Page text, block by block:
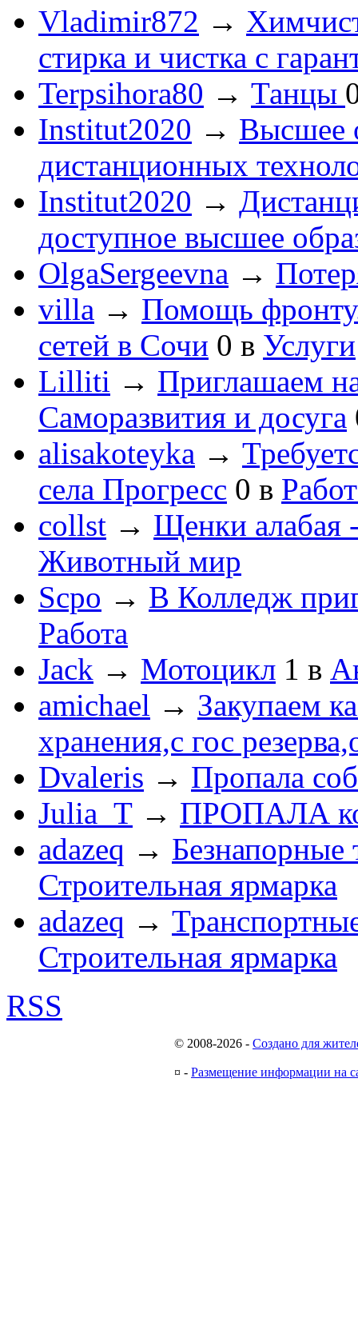
Vladimir872 →
стирка и чистка с
Terpsihora80 → Танцы
Institut2020 → Высшее
дистанционных
Institut2020 →
доступное высшее
OlgaSergeevna →
villa → Помощь
сетей в Сочи 0 в Услуги
Lilliti → Приглашаем
Саморазвития и досуга
alisakoteyka →
села Прогресс 0 в
collst → Щенки алабая
Животный мир
Scpo → В Колледж
Работа
Jack → Мотоцикл 1 в
amichael → Закупаем
хранения,с гос
Dvaleris → Пропала
Julia_T → ПРОПАЛА
adazeq → Безнапорные
Строительная ярмарка
adazeq →
Строительная ярмарка
RSS
© 2008-2026 - Создано для
¤ - Размещение информации на